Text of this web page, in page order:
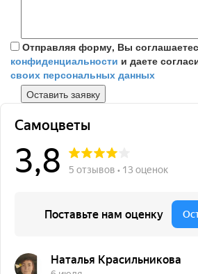
Отправляя форму, Вы
конфиденциальности и даете
своих персональных данных